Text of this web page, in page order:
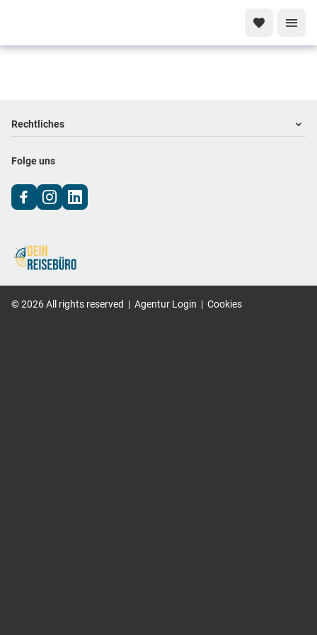
Footer navigation
Rechtliches
AGB
Folge uns
©2026All rights reserved | Agentur Login | Cookies